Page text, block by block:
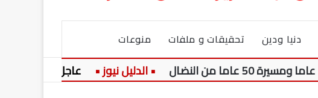
دنيا ودين تحقيقات و ملفات منوعات
عاجل: سامية نجيب